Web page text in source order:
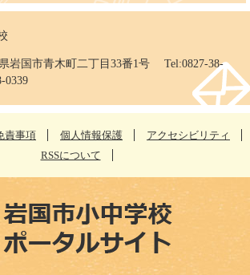
岩国市青木町二丁目33番1号 Tel:0827-38-
0339
責事項 個人情報保護
アクセシビリティ
RSSについて